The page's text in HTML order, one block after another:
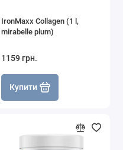
IronMaxx Collagen (1 l,
mirabelle plum)
1159 грн.
Купити